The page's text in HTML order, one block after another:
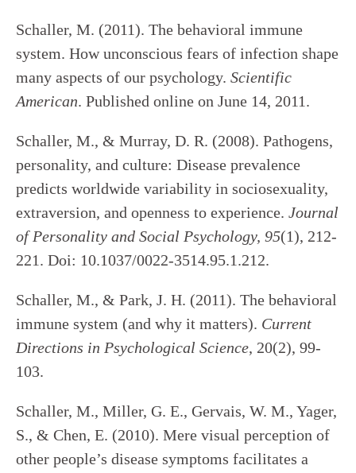
Schaller, M. (2011). The behavioral immune
system. How unconscious fears of infection shape
many aspects of our psychology. Scientific
American. Published online on June 14, 2011.
Schaller, M., & Murray, D. R. (2008). Pathogens,
personality, and culture: Disease prevalence
predicts worldwide variability in sociosexuality,
extraversion, and openness to experience. Journal
of Personality and Social Psychology, 95(1), 212-
221. Doi: 10.1037/0022-3514.95.1.212.
Schaller, M., & Park, J. H. (2011). The behavioral
immune system (and why it matters). Current
Directions in Psychological Science, 20(2), 99-
103.
Schaller, M., Miller, G. E., Gervais, W. M., Yager,
S., & Chen, E. (2010). Mere visual perception of
other people’s disease symptoms facilitates a